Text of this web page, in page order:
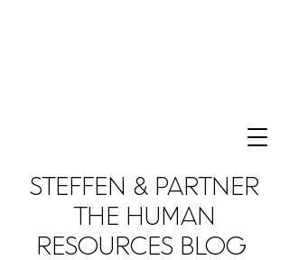
STEFFEN & PARTNER
THE HUMAN
RESOURCES BLOG